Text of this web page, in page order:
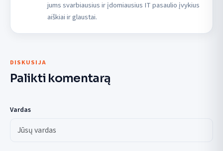
jums svarbiausius ir įdomiausius IT pasaulio įvykius
aiškiai ir glaustai.
DISKUSIJA
Palikti komentarą
Vardas